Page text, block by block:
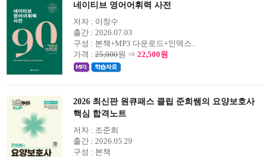
네이티브 영어어휘력 사전
저자 : 이창수
출간 : 2026.07.03
구성 : 본책+MP3 다운로드+인덱스..
가격 : 25,000원 ⇒ 22,500원
2026 최신판 원큐패스 클립 준희쌤의 요양보호사
핵심 합격노트
저자 : 조준희
출간 : 2026.05.29
구성 : 본책